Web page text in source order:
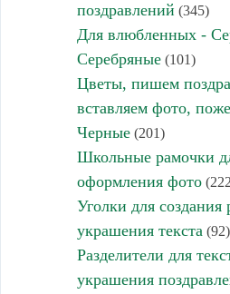
поздравлений (345)
Для влюбленных -
Серебряные(101)
Цветы, пишем
вставляем фото,
Черные(201)
Школьные рамочки
оформления фото
Уголки для создания
украшения текста (92)
Разделители для
украшения